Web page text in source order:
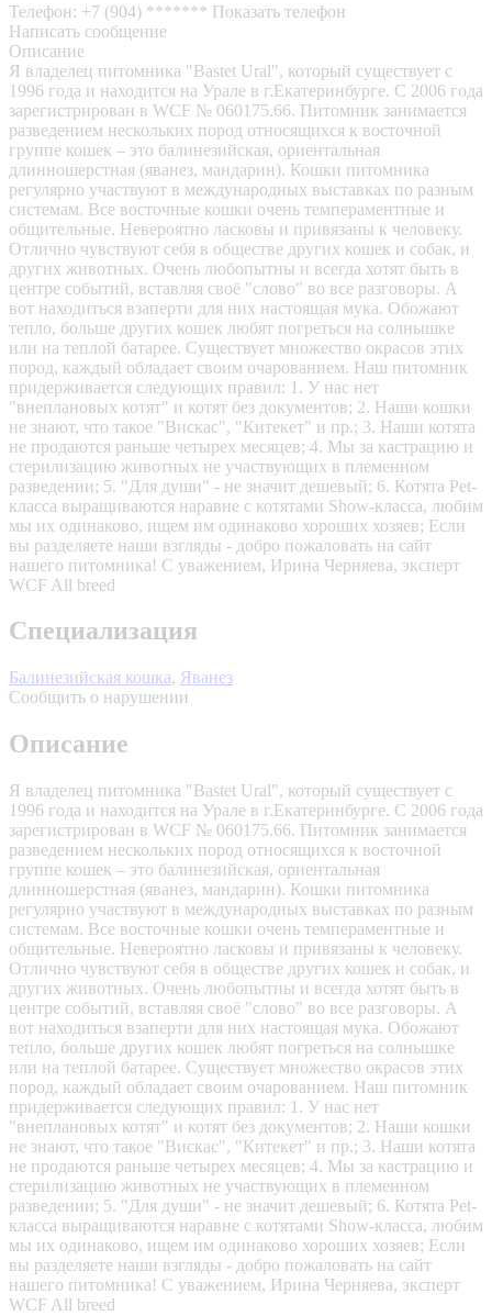
Телефон: +7 (904) ******* Показать телефон
Написать сообщение
Описание
Я владелец питомника "Bastet Ural", который существует с
1996 года и находится на Урале в г.Екатеринбурге. С 2006 года
зарегистрирован в WCF № 060175.66. Питомник занимается
разведением нескольких пород относящихся к восточной
группе кошек – это балинезийская, ориентальная
длинношерстная (яванез, мандарин). Кошки питомника
регулярно участвуют в международных выставках по разным
системам. Все восточные кошки очень темпераментные и
общительные. Невероятно ласковы и привязаны к человеку.
Отлично чувствуют себя в обществе других кошек и собак, и
других животных. Очень любопытны и всегда хотят быть в
центре событий, вставляя своё "слово" во все разговоры. А
вот находиться взаперти для них настоящая мука. Обожают
тепло, больше других кошек любят погреться на солнышке
или на теплой батарее. Существует множество окрасов этих
пород, каждый обладает своим очарованием. Наш питомник
придерживается следующих правил: 1. У нас нет
"внеплановых котят" и котят без документов; 2. Наши кошки
не знают, что такое "Вискас", "Китекет" и пр.; 3. Наши котята
не продаются раньше четырех месяцев; 4. Мы за кастрацию и
стерилизацию животных не участвующих в племенном
разведении; 5. "Для души" - не значит дешевый; 6. Котята Pet-
класса выращиваются наравне с котятами Show-класса, любим
мы их одинаково, ищем им одинаково хороших хозяев; Если
вы разделяете наши взгляды - добро пожаловать на сайт
нашего питомника! С уважением, Ирина Черняева, эксперт
WCF All breed
Специализация
Балинезийская кошка, Яванез
Сообщить о нарушении
Описание
Я владелец питомника "Bastet Ural", который существует с
1996 года и находится на Урале в г.Екатеринбурге. С 2006 года
зарегистрирован в WCF № 060175.66. Питомник занимается
разведением нескольких пород относящихся к восточной
группе кошек – это балинезийская, ориентальная
длинношерстная (яванез, мандарин). Кошки питомника
регулярно участвуют в международных выставках по разным
системам. Все восточные кошки очень темпераментные и
общительные. Невероятно ласковы и привязаны к человеку.
Отлично чувствуют себя в обществе других кошек и собак, и
других животных. Очень любопытны и всегда хотят быть в
центре событий, вставляя своё "слово" во все разговоры. А
вот находиться взаперти для них настоящая мука. Обожают
тепло, больше других кошек любят погреться на солнышке
или на теплой батарее. Существует множество окрасов этих
пород, каждый обладает своим очарованием. Наш питомник
придерживается следующих правил: 1. У нас нет
"внеплановых котят" и котят без документов; 2. Наши кошки
не знают, что такое "Вискас", "Китекет" и пр.; 3. Наши котята
не продаются раньше четырех месяцев; 4. Мы за кастрацию и
стерилизацию животных не участвующих в племенном
разведении; 5. "Для души" - не значит дешевый; 6. Котята Pet-
класса выращиваются наравне с котятами Show-класса, любим
мы их одинаково, ищем им одинаково хороших хозяев; Если
вы разделяете наши взгляды - добро пожаловать на сайт
нашего питомника! С уважением, Ирина Черняева, эксперт
WCF All breed